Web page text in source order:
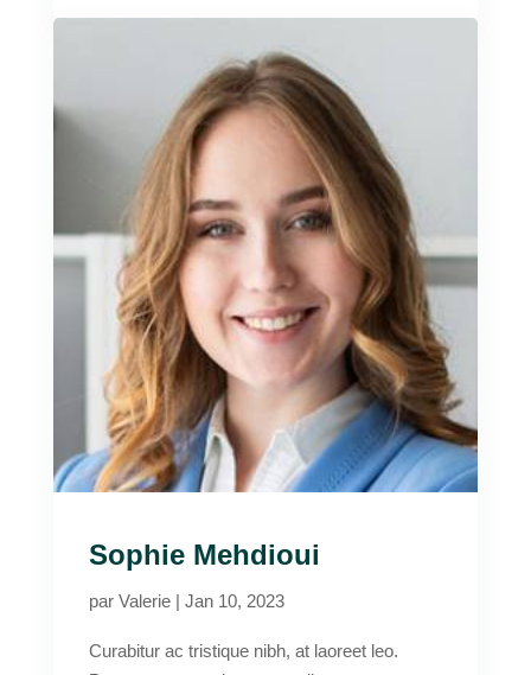
Sophie Mehdioui
par Valerie| Jan 10, 2023
Curabitur ac tristique nibh, at laoreet leo.